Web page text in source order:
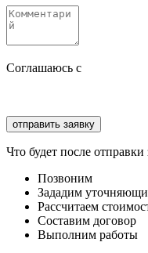
Соглашаюсь с
Что будет после отправки
Позвоним
Зададим
Рассчитаем
Составим договор
Выполним работы